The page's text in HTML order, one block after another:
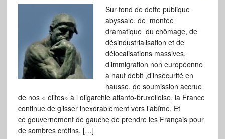
Sur fond de dette publique
abyssale, de montée
dramatique du chômage, de
désindustrialisation et de
délocalisations massives,
d’immigration non européenne
à haut débit ,d’insécurité en
hausse, de soumission accrue
de nos « élites» à l oligarchie atlanto-bruxelloise, la France
continue de glisser inexorablement vers l’abîme. Et
ce gouvernement de gauche de prendre les Français pour
de sombres crétins. […]